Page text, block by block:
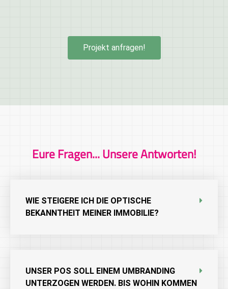
Projekt anfragen!
Eure Fragen... Unsere Antworten!
WIE STEIGERE ICH DIE OPTISCHE
BEKANNTHEIT MEINER IMMOBILIE?
UNSER POS SOLL EINEM UMBRANDING
UNTERZOGEN WERDEN. BIS WOHIN KOMMEN